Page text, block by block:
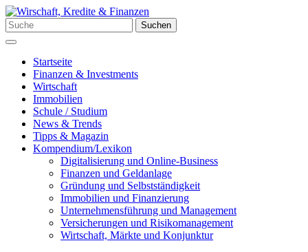
Zum
Inhalt
springen
Suchen
nach:
Suchen
Menü
Startseite
Finanzen & Investments
Wirtschaft
Immobilien
Schule / Studium
News & Trends
Tipps & Magazin
Kompendium/Lexikon
Digitalisierung und Online-Business
Finanzen und Geldanlage
Gründung und Selbstständigkeit
Immobilien und Finanzierung
Unternehmensführung und Management
Versicherungen und Risikomanagement
Wirtschaft, Märkte und Konjunktur